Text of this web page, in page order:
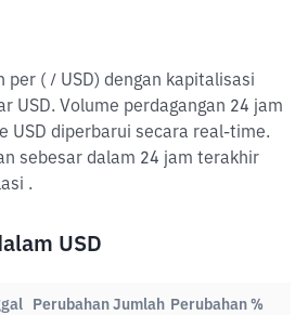
per ( / USD) dengan kapitalisasi
USD. Volume perdagangan 24 jam
USD diperbarui secara real-time.
sebesar dalam 24 jam terakhir
.
USD
Perubahan Jumlah Perubahan %